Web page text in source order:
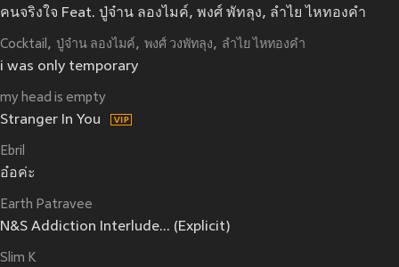
คนจริงใจ Feat. ปู่จ๋าน ลองไมค์, พงศ์ พัทลุง, ลำไย ไหทองคำ
Cocktail ปู่จ๋าน ลองไมค์ พงศ์ วงพัทลุง ลำไย ไหทองคำ
i was only temporary
my head is empty
Stranger In You
Ebril
อ๋อค่ะ
Earth Patravee
N&S Addiction Interlude... (Explicit)
Slim K